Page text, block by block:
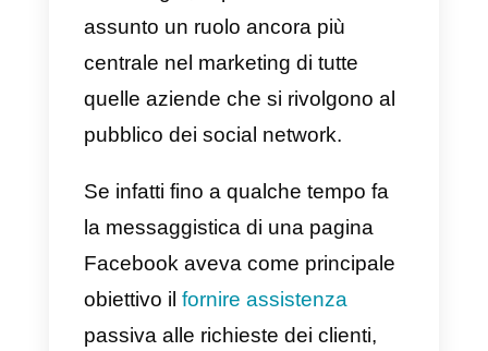
strumento fondamentale nella
comunicazione tra le aziende
presenti sul social network e i
Inoltre, con l’avvento dei chatbot
di strumenti comeManyChat
Chatfuel per la creazione di flussi